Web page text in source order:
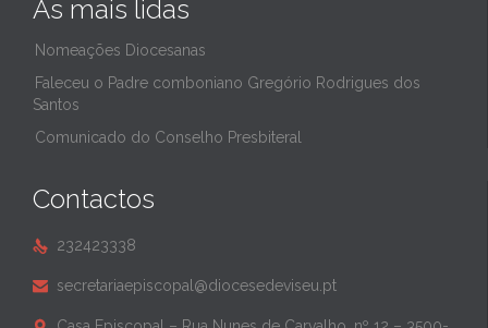
As mais lidas
Nomeações Diocesanas
Faleceu o Padre comboniano Gregório Rodrigues dos
Santos
Comunicado do Conselho Presbiteral
Contactos
 232423338
 secretariaepiscopal@diocesedeviseu.pt